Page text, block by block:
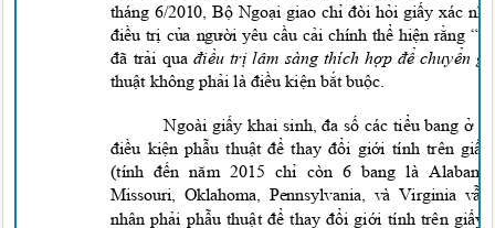
tháng 6/2010, Bộ Ngoại giao chỉ đòi hỏi giấy xác
điều trị của người yêu cầu cải chính thể hiện rằng
đã trải quađiều trị lâm sàng thích hợp để chuyển
thuật không phải là điều kiện bắt buộc.
Ngoài giấy khai sinh, đa số các tiểu bang ở
điều kiện phẫu thuật để thay đổi giới tính trên
(tính đến năm 2015 chỉ còn 6 bang là
Missouri, Oklahoma, Pennsylvania, và Virginia
nhân phải phẫu thuật để thay đổi giới tính trên